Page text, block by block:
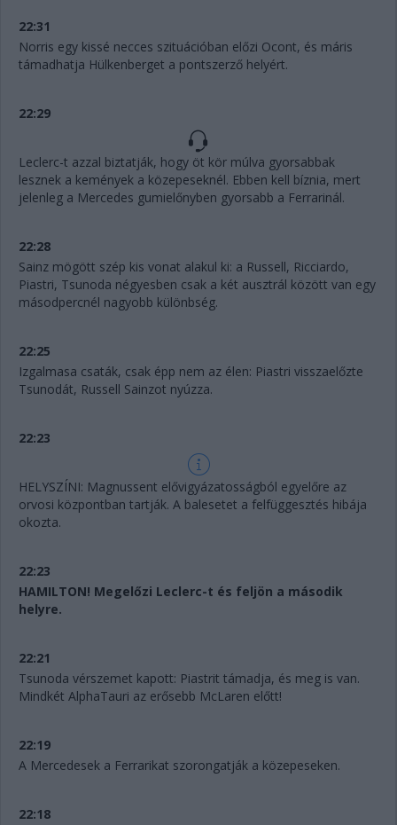
22:31
Norris egy kissé necces szituációban előzi Ocont, és máris
támadhatja Hülkenberget a pontszerző helyért.
22:29
Leclerc-t azzal biztatják, hogy öt kör múlva gyorsabbak
lesznek a kemények a közepeseknél. Ebben kell bíznia, mert
jelenleg a Mercedes gumielőnyben gyorsabb a Ferrarinál.
22:28
Sainz mögött szép kis vonat alakul ki: a Russell, Ricciardo,
Piastri, Tsunoda négyesben csak a két ausztrál között van egy
másodpercnél nagyobb különbség.
22:25
Izgalmasa csaták, csak épp nem az élen: Piastri visszaelőzte
Tsunodát, Russell Sainzot nyúzza.
22:23
HELYSZÍNI: Magnussent elővigyázatosságból egyelőre az
orvosi központban tartják. A balesetet a felfüggesztés hibája
okozta.
22:23
HAMILTON! Megelőzi Leclerc-t és feljön a második
helyre.
22:21
Tsunoda vérszemet kapott: Piastrit támadja, és meg is van.
Mindkét AlphaTauri az erősebb McLaren előtt!
22:19
A Mercedesek a Ferrarikat szorongatják a közepeseken.
22:18